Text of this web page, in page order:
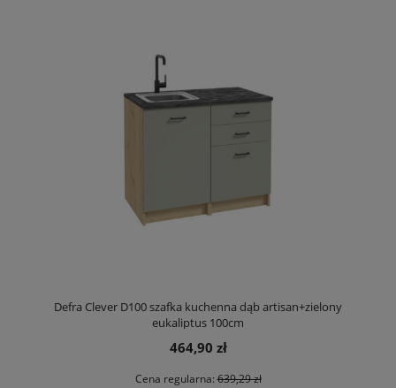
Defra Clever D100 szafka kuchenna dąb artisan+zielony
eukaliptus 100cm
464,90 zł
Cena regularna:639,29 zł